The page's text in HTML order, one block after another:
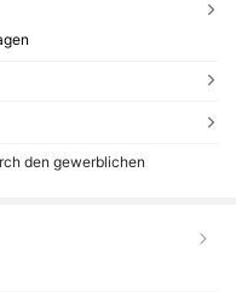
den gewerblichen